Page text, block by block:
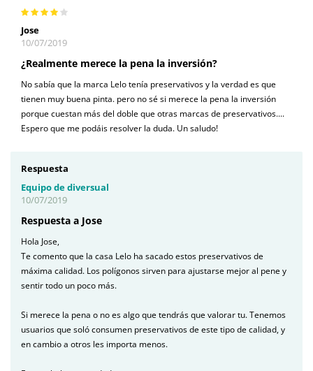
Jose
10/07/2019
¿Realmente merece la pena la inversión?
No sabía que la marca Lelo tenía preservativos y la verdad es que
tienen muy buena pinta. pero no sé si merece la pena la inversión
porque cuestan más del doble que otras marcas de preservativos....
Espero que me podáis resolver la duda. Un saludo!
Respuesta
Equipo de diversual
10/07/2019
Respuesta a Jose
Hola Jose,
Te comento que la casa Lelo ha sacado estos preservativos de
máxima calidad. Los polígonos sirven para ajustarse mejor al pene y
sentir todo un poco más.
Si merece la pena o no es algo que tendrás que valorar tu. Tenemos
usuarios que soló consumen preservativos de este tipo de calidad, y
en cambio a otros les importa menos.